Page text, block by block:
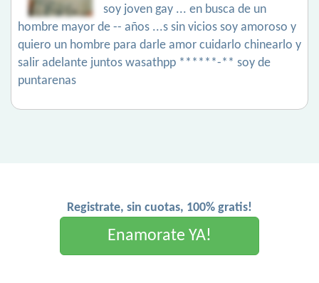
soy joven gay ... en busca de un
hombre mayor de -- años ...s sin vicios soy amoroso y
quiero un hombre para darle amor cuidarlo chinearlo y
salir adelante juntos wasathpp ******-** soy de
puntarenas
Registrate, sin cuotas, 100% gratis!
Enamorate YA!